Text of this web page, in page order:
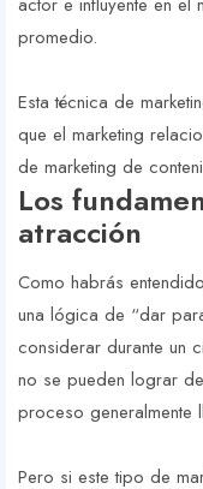
promedio.
Esta técnica de
que el marketing
de marketing de
Los
atracción
Como habrás
una lógica de “dar
considerar durante un
no se pueden lograr
proceso generalmente
Pero si este tipo de